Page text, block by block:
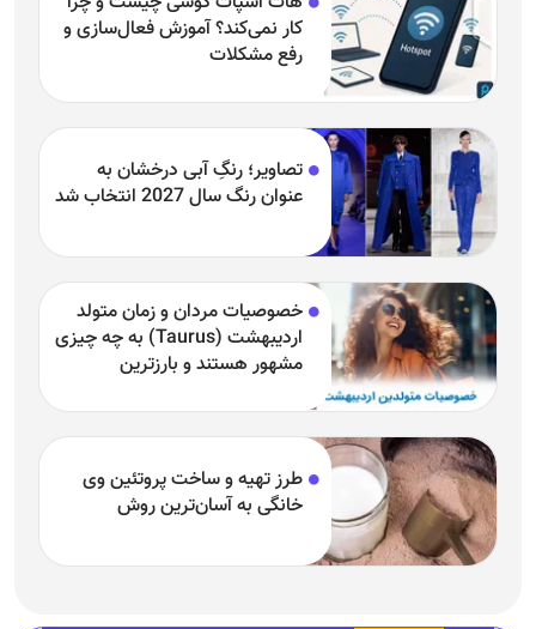
کار نمی‌کند؟ آموزش فعال‌سازی و
رفع مشکلات
تصاویر؛ رنگِ آبی درخشان به
عنوان رنگ سال 2027 انتخاب شد
خصوصیات مردان و زمان متولد
اردیبهشت (Taurus) به چه چیزی
مشهور هستند و بارزترین
طرز تهیه و ساخت پروتئین وی
خانگی به آسان‌ترین روش